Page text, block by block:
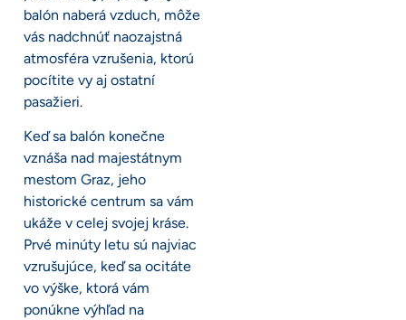
balón naberá vzduch, môže
vás nadchnúť naozajstná
atmosféra vzrušenia, ktorú
pocítite vy aj ostatní
pasažieri.
Keď sa balón konečne
vznáša nad majestátnym
mestom Graz, jeho
historické centrum sa vám
ukáže v celej svojej kráse.
Prvé minúty letu sú najviac
vzrušujúce, keď sa ocitáte
vo výške, ktorá vám
ponúkne výhľad na